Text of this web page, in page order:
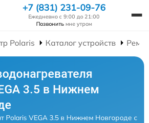
+7 (831) 231-09-76
Ежедневно с 9:00 до 21:00
Позвонить мне утром
Polaris Каталог устройств
3.5 в Нижнем
Polaris VEGA 3.5 в Нижнем Новгороде с